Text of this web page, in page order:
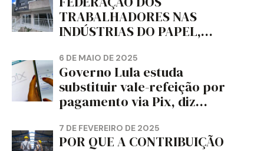
TRABALHADORES NAS
INDÚSTRIAS DO PAPEL,
CORTIÇA E ARTEFATOS DE
PAPEL DO ESTADO DO
PARANÁ – FETRAPEL-PR
6 DE MAIO DE 2025
Governo Lula estuda
substituir vale-refeição por
pagamento via Pix, diz
7 DE FEVEREIRO DE 2025
POR QUE A CONTRIBUIÇÃO